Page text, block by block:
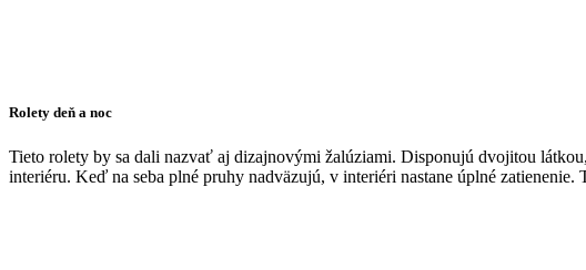
Rolety deň a noc
Tieto rolety by sa dali nazvať aj dizajnovými žalúziami. Disponujú dvojitou
interiéru. Keď na seba plné pruhy nadväzujú, v interiéri nastane úplné zatienenie.